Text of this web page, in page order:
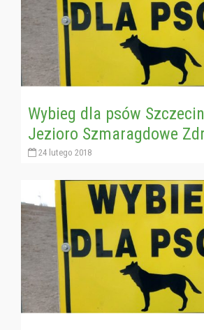
Wybieg dla psów
Jezioro Szmaragdowe
24 lutego 2018